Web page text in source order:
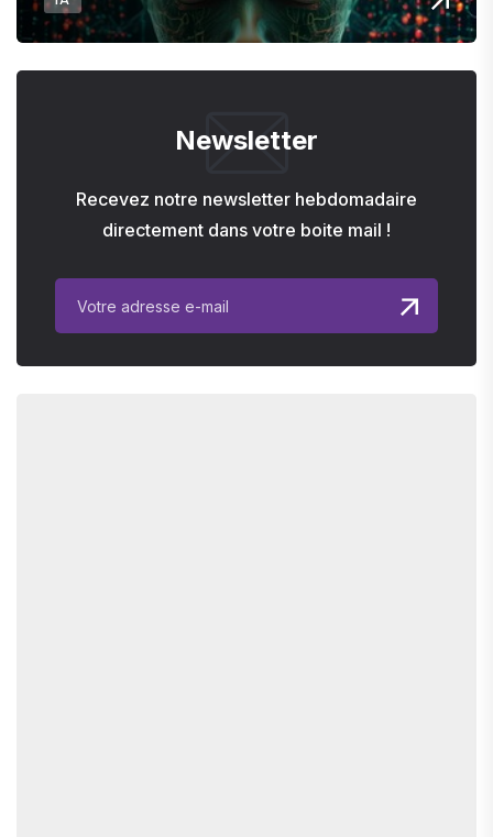
Newsletter
Recevez notre newsletter hebdomadaire
directement dans votre boite mail !